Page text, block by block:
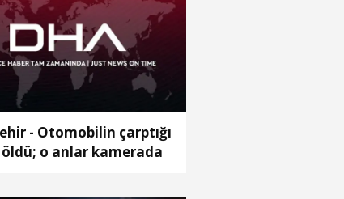
- Otomobilin çarptığı
o anlar kamerada